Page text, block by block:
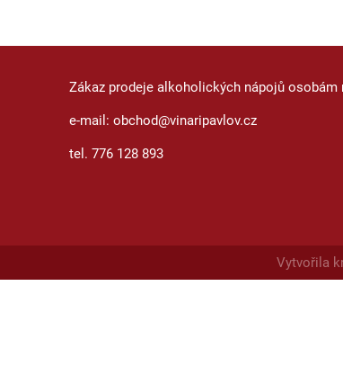
Zákaz prodeje alkoholických nápojů osobám
e-mail: obchod@vinaripavlov.cz
tel. 776 128 893
Vytvořila